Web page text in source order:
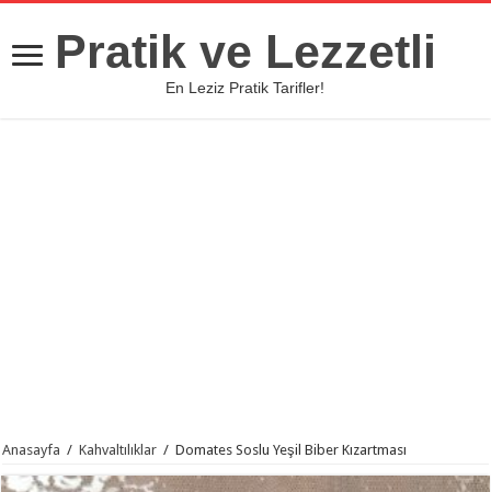
Pratik ve Lezzetli
En Leziz Pratik Tarifler!
Anasayfa / Kahvaltılıklar / Domates Soslu Yeşil Biber Kızartması